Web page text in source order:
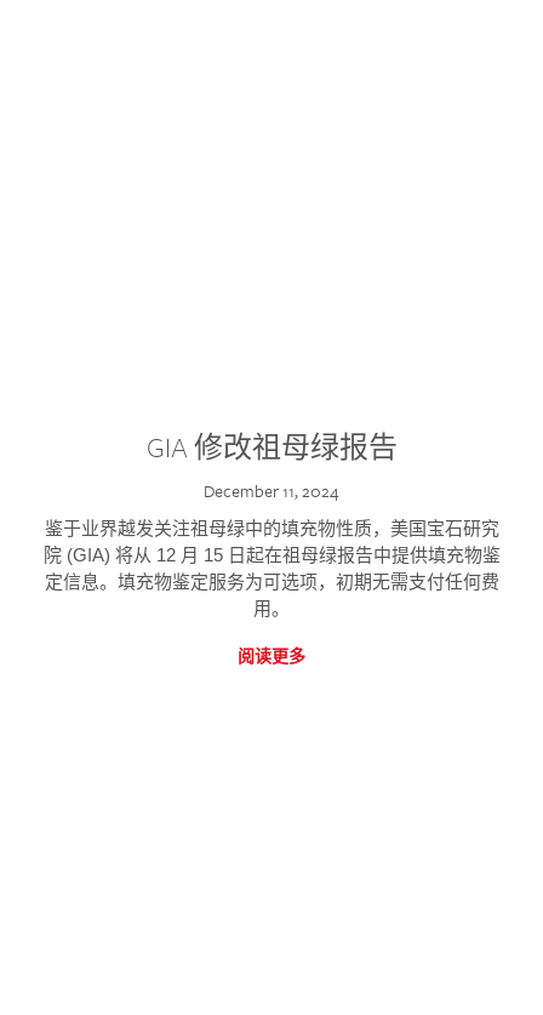
GIA 修改祖母绿报告
December 11, 2024
鉴于业界越发关注祖母绿中的填充物性质，美国宝石研究
院 (GIA) 将从 12 月 15 日起在祖母绿报告中提供填充物鉴
定信息。填充物鉴定服务为可选项，初期无需支付任何费
用。
阅读更多